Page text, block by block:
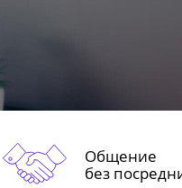
Общение
без